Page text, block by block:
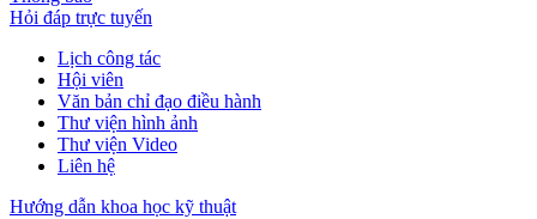
Hỏi đáp trực tuyến
Lịch công tác
Hội viên
Văn bản chỉ đạo điều hành
Thư viện hình ảnh
Thư viện Video
Liên hệ
Hướng dẫn khoa học kỹ thuật